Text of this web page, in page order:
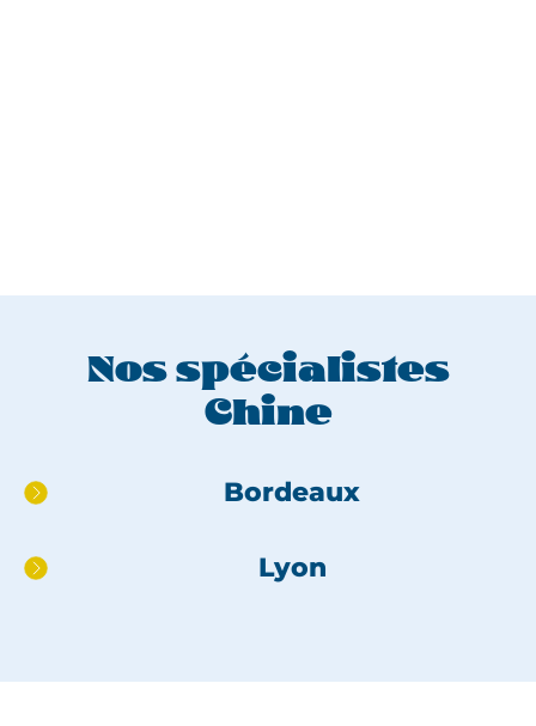
Nos spécialistes
Chine
Aller
directement
pied
Bordeaux
Lyon